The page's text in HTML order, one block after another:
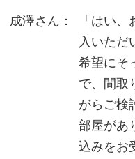
成澤さん：
「はい
入いただ
希望にそ
で、間取
がらご検
部屋があ
込みをお